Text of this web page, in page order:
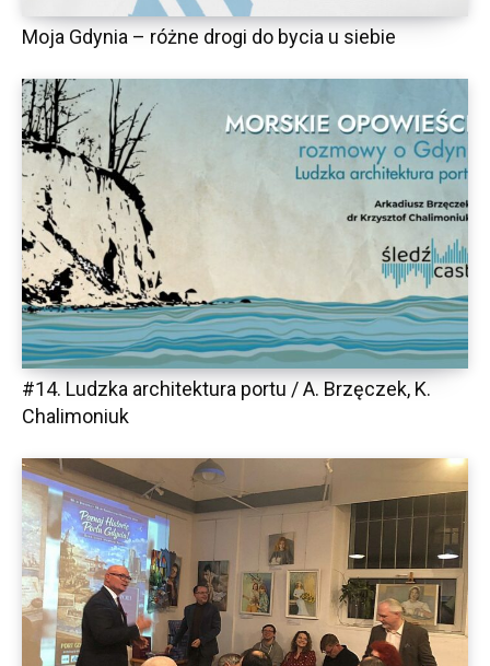
Moja Gdynia – różne drogi do bycia u siebie
#14. Ludzka architektura portu / A. Brzęczek, K.
Chalimoniuk